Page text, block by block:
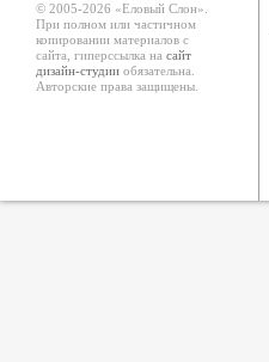
© 2005-2026 «Еловый Cлон».
При полном или частичном
копировании материалов с
сайта, гиперссылка на сайт
дизайн-студии обязательна.
Авторские права защищены.